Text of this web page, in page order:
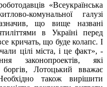
«Всеукраїнська
комунальної галузі
що вище названі
в Україні перед
кричать, що буде колапс. І
цілі міста, і це факт», -
законопроектів, які
боргів, Лотоцький вважає
також вирішити